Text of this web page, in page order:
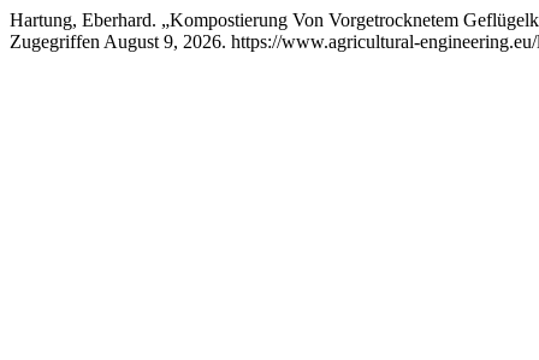
Hartung, Eberhard. „Kompostierung Von Vorgetrocknetem
Zugegriffen August 9, 2026. https://www.agricultural-